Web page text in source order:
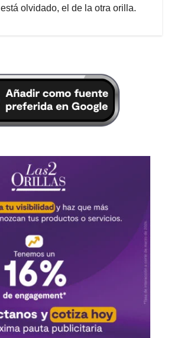
está olvidado, el de la otra orilla.